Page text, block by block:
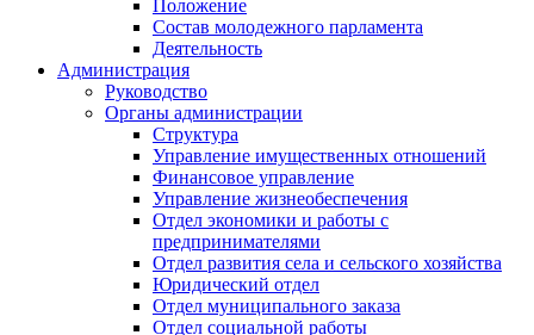
Положение
Состав молодежного парламента
Деятельность
Администрация
Руководство
Органы администрации
Структура
Управление имущественных отношений
Финансовое управление
Управление жизнеобеспечения
Отдел экономики и работы с
предпринимателями
Отдел развития села и сельского хозяйства
Юридический отдел
Отдел муниципального заказа
Отдел социальной работы